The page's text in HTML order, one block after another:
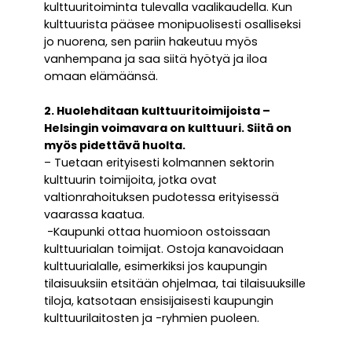
kulttuuritoiminta tulevalla vaalikaudella. Kun
kulttuurista pääsee monipuolisesti osalliseksi
jo nuorena, sen pariin hakeutuu myös
vanhempana ja saa siitä hyötyä ja iloa
omaan elämäänsä.
2. Huolehditaan kulttuuritoimijoista –
Helsingin voimavara on kulttuuri. Siitä on
myös pidettävä huolta.
– Tuetaan erityisesti kolmannen sektorin
kulttuurin toimijoita, jotka ovat
valtionrahoituksen pudotessa erityisessä
vaarassa kaatua.
-Kaupunki ottaa huomioon ostoissaan
kulttuurialan toimijat. Ostoja kanavoidaan
kulttuurialalle, esimerkiksi jos kaupungin
tilaisuuksiin etsitään ohjelmaa, tai tilaisuuksille
tiloja, katsotaan ensisijaisesti kaupungin
kulttuurilaitosten ja -ryhmien puoleen.